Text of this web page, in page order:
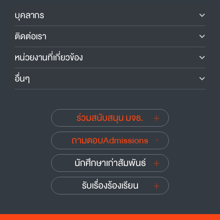
บุคลากร
ติดต่อเรา
หน่วยงานที่เกี่ยวข้อง
อื่นๆ
ร่วมสนับสนุน มจธ.
ถามตอบAdmissions
นักศึกษาเก่าสัมพันธ์
รับเรื่องร้องเรียน